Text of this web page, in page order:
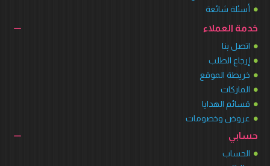
أسئلة شائعة
خدمة العملاء
اتصل بنا
إرجاع الطلب
خريطة الموقع
الماركات
قسائم الهدايا
عروض وخصومات
حسابي
الحساب